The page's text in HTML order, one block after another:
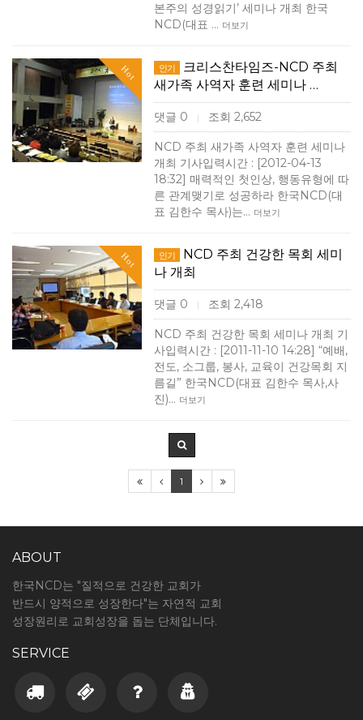
본주의 성경읽기’ 세미나 개최 한국
NCD(대표 … 더보기
Hot 인기
크리스찬타임즈-NCD 주최
새가족 사역자 훈련 세미나 …
댓글 0 | 조회 2,652
NCD 주최 새가족 사역자 훈련 세미나
개최 기사입력시간 : [2012-04-13
18:32] 매력적인 첫인상, 행동유형에 따
른 관계맺기로 성공하라 한국NCD(대
표 김한수 목사)는… 더보기
Hot 인기
NCD 주최 건강한 목회 세미
나 개최
댓글 0 | 조회 2,418
NCD 주최 건강한 목회 세미나 개최 기
사입력시간 : [2011-11-10 14:28] “예배,
전도, 소그룹, 봉사, 교육이 건강목회 지
름길” 한국NCD(대표 김한수 목사,사
진)… 더보기
1
ABOUT
한국NCD는 "질적으로 건강한 교회가
반드시 양적으로 성장한다"는 자연적 교회
성장원리로 교회성장을 돕는 단체입니다.
SERVICE